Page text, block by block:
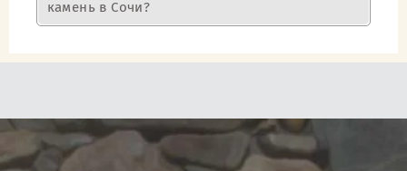
камень в Сочи?